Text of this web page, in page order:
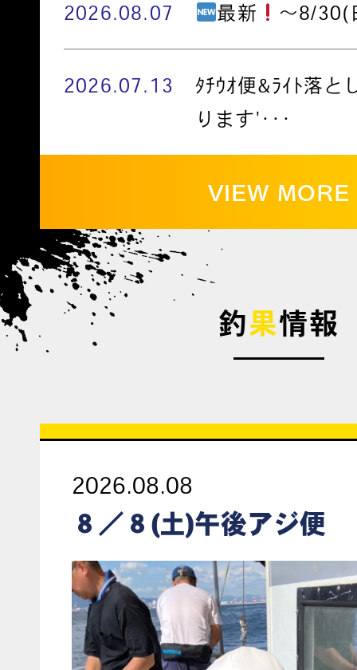
2026.08.07 最新 ～8/30(
2026.07.13
ﾀﾁｳｵ便&ﾗｲﾄ落と
ります'･･･
VIEW MORE
釣果情報
2026.08.08
８／８(土)午後アジ便